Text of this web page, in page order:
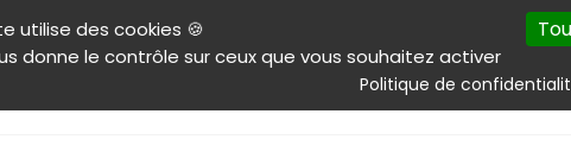
utilise des cookies 🍪
donne le contrôle sur ceux que vous souhaitez activer
Politique de
et accessibilité Menu principal Autres
Produits & services Emploi